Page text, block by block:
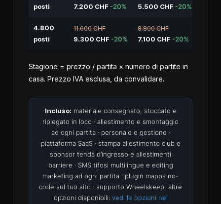
posti
7.200 CHF -20% 5.500 CHF -20%
4.800
posti
11.600 CHF
9.300 CHF -20%
8.800 CHF
7.100 CHF -20%
Stagione = prezzo / partita × numero di partite in
casa. Prezzo IVA esclusa, da convalidare.
Incluso: materiale consegnato, stoccato e
ripiegato in loco · allestimento e smontaggio
ad ogni partita · personale e gestione ·
piattaforma SaaS · stampa allestimento club e
sponsor tenda d’ingresso e allestimenti
barriere · SMS tifosi multilingue e editing
marketing ad ogni partita · plugin mappa no-
code sul tuo sito · supporto Wheelskeep, altre
opzioni disponibili: vedi le opzioni nel